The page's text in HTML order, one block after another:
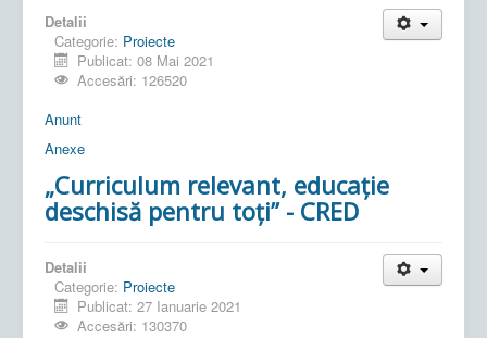
Detalii
Categorie: Proiecte
Publicat: 08 Mai 2021
Accesări: 126520
Anunt
Anexe
„Curriculum relevant, educație
deschisă pentru toți” - CRED
Detalii
Categorie: Proiecte
Publicat: 27 Ianuarie 2021
Accesări: 130370